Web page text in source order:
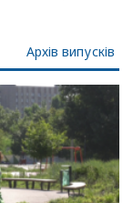
Архів випусків